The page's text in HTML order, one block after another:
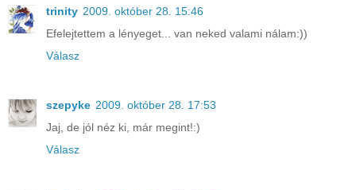
trinity 2009. október 28. 15:46
Efelejtettem a lényeget... van neked valami nálam:))
Válasz
szepyke 2009. október 28. 17:53
Jaj, de jól néz ki, már megint!:)
Válasz